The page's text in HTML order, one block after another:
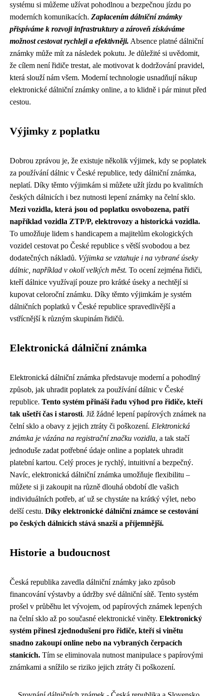
systému si můžeme užívat pohodlnou a bezpečnou jízdu po
moderních komunikacích. Zaplacením dálniční známky
přispíváme k rozvoji infrastruktury a zároveň získáváme
možnost cestovat rychleji a efektivněji. Absence platné dálniční
známky může mít za následek pokutu. Je důležité si uvědomit,
že cílem není řidiče trestat, ale motivovat k dodržování pravidel,
která slouží nám všem. Moderní technologie usnadňují nákup
elektronické dálniční známky online, a to klidně i pár minut před
cestou.
Výjimky z poplatku
Dobrou zprávou je, že existuje několik výjimek, kdy se poplatek
za používání dálnic v České republice, tedy dálniční známka,
neplatí. Díky těmto výjimkám si můžete užít jízdu po kvalitních
českých dálnicích i bez nutnosti lepení známky na čelní sklo.
Mezi vozidla, která jsou od poplatku osvobozena, patří
například vozidla ZTP/P, elektrovozy a historická vozidla.
To umožňuje lidem s handicapem a majitelům ekologických
vozidel cestovat po České republice s větší svobodou a bez
dodatečných nákladů. Výjimka se vztahuje i na vybrané úseky
dálnic, například v okolí velkých měst. To ocení zejména řidiči,
kteří dálnice využívají pouze pro krátké úseky a nechtějí si
kupovat celoroční známku. Díky těmto výjimkám je systém
dálničních poplatků v České republice spravedlivější a
vstřícnější k různým skupinám řidičů.
Elektronická dálniční známka
Elektronická dálniční známka představuje moderní a pohodlný
způsob, jak uhradit poplatek za používání dálnic v České
republice. Tento systém přináší řadu výhod pro řidiče, kteří
tak ušetří čas i starosti. Již žádné lepení papírových známek na
čelní sklo a obavy z jejich ztráty či poškození. Elektronická
známka je vázána na registrační značku vozidla, a tak stačí
jednoduše zadat potřebné údaje online a poplatek uhradit
platební kartou. Celý proces je rychlý, intuitivní a bezpečný.
Navíc, elektronická dálniční známka umožňuje flexibilitu –
můžete si ji zakoupit na různě dlouhá období dle vašich
individuálních potřeb, ať už se chystáte na krátký výlet, nebo
delší cestu. Díky elektronické dálniční známce se cestování
po českých dálnicích stává snazší a příjemnější.
Historie a budoucnost
Česká republika zavedla dálniční známky jako způsob
financování výstavby a údržby své dálniční sítě. Tento systém
prošel v průběhu let vývojem, od papírových známek lepených
na čelní sklo až po současné elektronické viněty. Elektronický
systém přinesl zjednodušení pro řidiče, kteří si vinětu
snadno zakoupí online nebo na vybraných čerpacích
stanicích. Tím se eliminovala nutnost manipulace s papírovými
známkami a snížilo se riziko jejich ztráty či poškození.